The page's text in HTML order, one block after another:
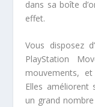
dans sa boîte
effet.
Vous disposez
PlayStation
mouvements,
Elles améliorent
un grand